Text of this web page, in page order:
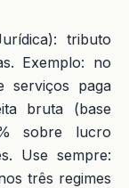
tributo
Exemplo: no
serviços paga
bruta (base
sobre lucro
Use sempre:
três regimes